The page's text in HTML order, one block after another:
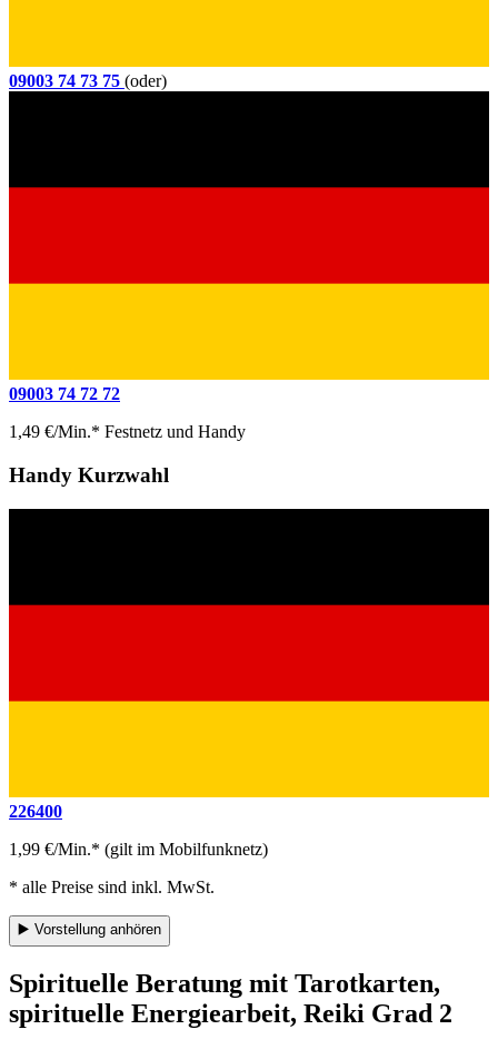
09003 74 73 75 (oder)
09003 74 72 72
1,49 €/Min.* Festnetz und Handy
Handy Kurzwahl
226400
1,99 €/Min.* (gilt im Mobilfunknetz)
* alle Preise sind inkl. MwSt.
▶️ Vorstellung anhören
Spirituelle Beratung mit Tarotkarten,
spirituelle Energiearbeit, Reiki Grad 2